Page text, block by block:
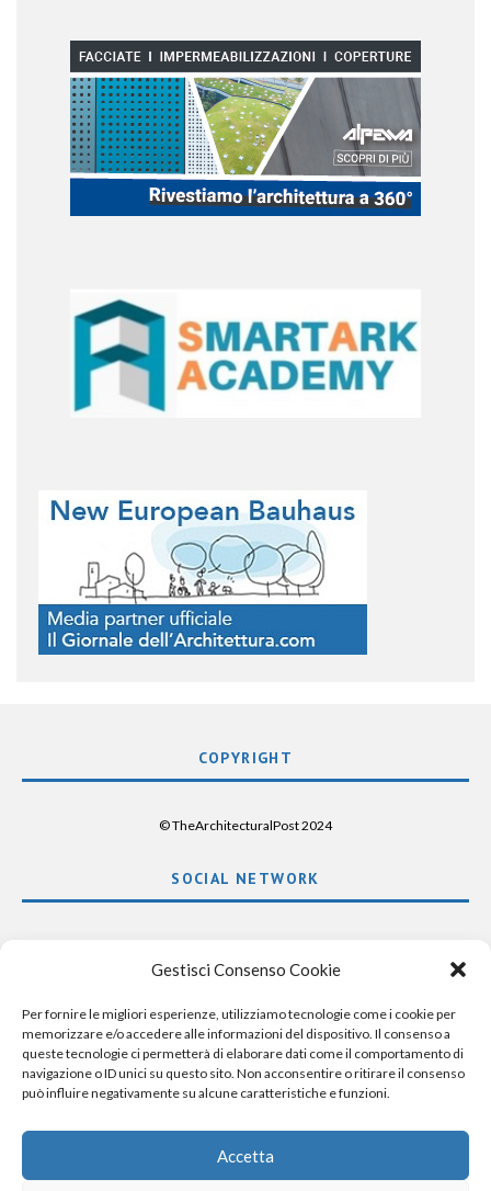
Gestisci Consenso Cookie
Per fornire le migliori esperienze, utilizziamo tecnologie come i cookie per
memorizzare e/o accedere alle informazioni del dispositivo. Il consenso a
queste tecnologie ci permetterà di elaborare dati come il comportamento di
navigazione o ID unici su questo sito. Non acconsentire o ritirare il consenso
può influire negativamente su alcune caratteristiche e funzioni.
Accetta
COPYRIGHT
© TheArchitecturalPost 2024
SOCIAL NETWORK